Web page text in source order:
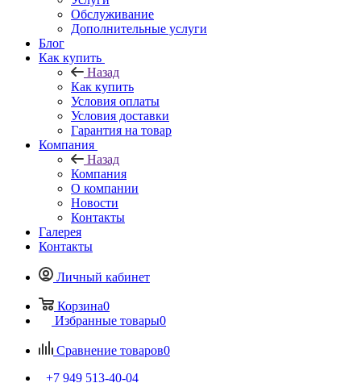
Обслуживание
Дополнительные услуги
Блог
Как купить
Назад
Как купить
Условия оплаты
Условия доставки
Гарантия на товар
Компания
Назад
Компания
О компании
Новости
Контакты
Галерея
Контакты
Личный кабинет
Корзина0
Избранные товары0
Сравнение товаров0
+7 949 513-40-04